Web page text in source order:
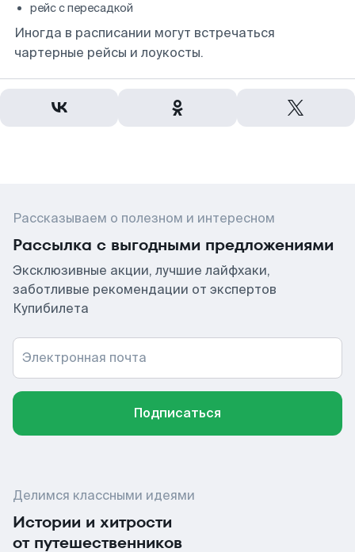
рейс с пересадкой
Иногда в расписании могут встречаться
чартерные рейсы и лоукосты.
Рассказываем о полезном и интересном
Рассылка с выгодными предложениями
Эксклюзивные акции, лучшие лайфхаки,
заботливые рекомендации от экспертов
Купибилета
Электронная почта
Подписаться
Делимся классными идеями
Истории и хитрости
от путешественников